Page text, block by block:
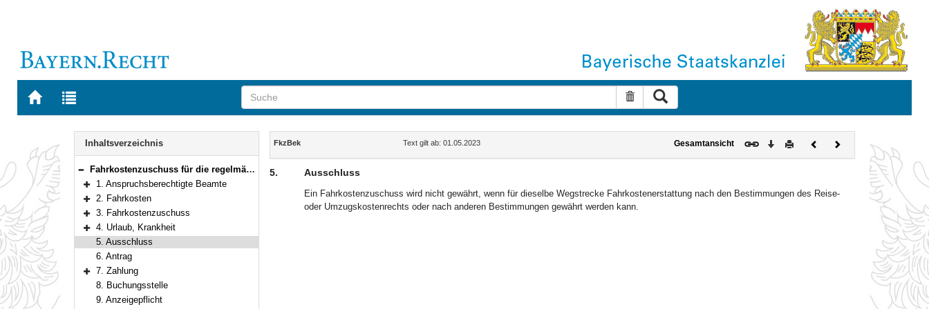
Zur
BAYERN.RECHT
Zur
letzten
Suche zurücksetzen
Navigation
Inhaltsverzeichnis
Bereich reduzieren
Fahrkostenzuschuss für die regelmäßigen Fahrten zwischen Wohnung und Dienststätte
Bereich erweitern
1. Anspruchsberechtigte Beamte
Bereich erweitern
2. Fahrkosten
Bereich erweitern
3. Fahrkostenzuschuss
Bereich erweitern
4. Urlaub, Krankheit
5. Ausschluss
6. Antrag
Bereich erweitern
7. Zahlung
8. Buchungsstelle
9. Anzeigepflicht
Inhalt
FkzBek Text gilt ab: 01.05.2023 Gesamtansicht Download
DruckenVorherigesNächstes
Dokument
5. Ausschluss
Ein Fahrkostenzuschuss wird nicht gewährt, wenn für dieselbe Wegstrecke Fahrkostenerstattung nach den Bestimmungen des Reise-
oder Umzugskostenrechts oder nach anderen Bestimmungen gewährt werden kann.